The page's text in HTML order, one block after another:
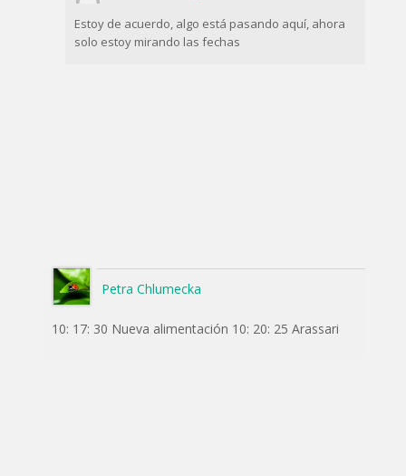
Estoy de acuerdo, algo está pasando aquí, ahora
solo estoy mirando las fechas
Petra Chlumecka
10: 17: 30 Nueva alimentación 10: 20: 25 Arassari